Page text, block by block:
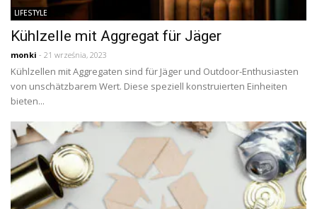
LIFESTYLE
Kühlzelle mit Aggregat für Jäger
monki - 21 września, 2023
Kühlzellen mit Aggregaten sind für Jäger und Outdoor-Enthusiasten
von unschätzbarem Wert. Diese speziell konstruierten Einheiten
bieten...